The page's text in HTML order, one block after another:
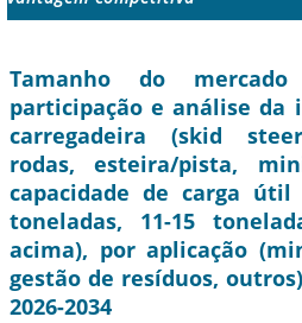
Tamanho do mercado
participação e análise
carregadeira (skid
rodas, esteira/pista,
capacidade de carga útil
toneladas, 11-15
acima), por aplicação
gestão de resíduos,
2026-2034